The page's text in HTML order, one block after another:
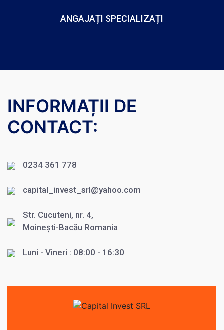
ANGAJAȚI SPECIALIZAȚI
INFORMAȚII DE
CONTACT:
0234 361 778
capital_invest_srl@yahoo.com
Str. Cucuteni, nr. 4,
Moinești-Bacău Romania
Luni - Vineri : 08:00 - 16:30